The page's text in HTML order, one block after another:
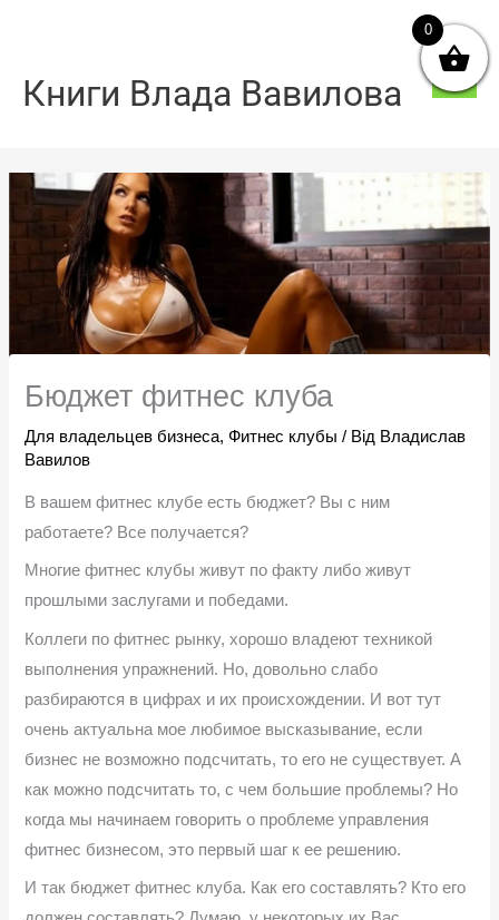
Книги Влада Вавилова
Бюджет фитнес клуба
Для владельцев бизнеса,Фитнес клубы / Від Владислав
Вавилов
В вашем фитнес клубе есть бюджет? Вы с ним
работаете? Все получается?
Многие фитнес клубы живут по факту либо живут
прошлыми заслугами и победами.
Коллеги по фитнес рынку, хорошо владеют техникой
выполнения упражнений. Но, довольно слабо
разбираются в цифрах и их происхождении. И вот тут
очень актуальна мое любимое высказывание, если
бизнес не возможно подсчитать, то его не существует. А
как можно подсчитать то, с чем большие проблемы? Но
когда мы начинаем говорить о проблеме управления
фитнес бизнесом, это первый шаг к ее решению.
И так бюджет фитнес клуба. Как его составлять? Кто его
0